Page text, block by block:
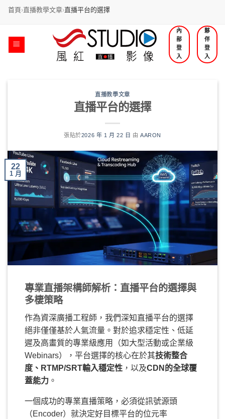
首頁›直播教學文章›直播平台的選擇
內
部
登
入
夥
伴
登
入
直播教學文章
直播平台的選擇
張貼於2026 年 1 月 22 日 由 AARON
22
1 月
專業直播架構師解析：直播平台的選擇與
多棲策略
作為資深廣播工程師，我們深知直播平台的選擇
絕非僅僅基於人氣流量。對於追求穩定性、低延
遲及高畫質的專業級應用（如大型活動或企業級
Webinars），平台選擇的核心在於其技術整合
度、RTMP/SRT輸入穩定性 ，以及CDN的全球覆
蓋能力 。
一個成功的專業直播策略，必須從訊號源頭
（Encoder）就決定好目標平台的位元率